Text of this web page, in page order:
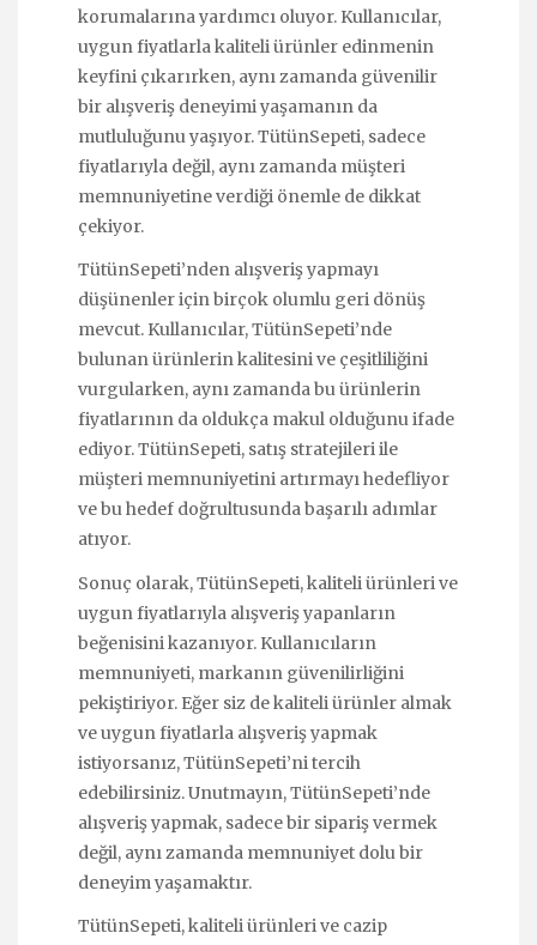
korumalarına yardımcı oluyor. Kullanıcılar,
uygun fiyatlarla kaliteli ürünler edinmenin
keyfini çıkarırken, aynı zamanda güvenilir
bir alışveriş deneyimi yaşamanın da
mutluluğunu yaşıyor. TütünSepeti, sadece
fiyatlarıyla değil, aynı zamanda müşteri
memnuniyetine verdiği önemle de dikkat
çekiyor.
TütünSepeti’nden alışveriş yapmayı
düşünenler için birçok olumlu geri dönüş
mevcut. Kullanıcılar, TütünSepeti’nde
bulunan ürünlerin kalitesini ve çeşitliliğini
vurgularken, aynı zamanda bu ürünlerin
fiyatlarının da oldukça makul olduğunu ifade
ediyor. TütünSepeti, satış stratejileri ile
müşteri memnuniyetini artırmayı hedefliyor
ve bu hedef doğrultusunda başarılı adımlar
atıyor.
Sonuç olarak, TütünSepeti, kaliteli ürünleri ve
uygun fiyatlarıyla alışveriş yapanların
beğenisini kazanıyor. Kullanıcıların
memnuniyeti, markanın güvenilirliğini
pekiştiriyor. Eğer siz de kaliteli ürünler almak
ve uygun fiyatlarla alışveriş yapmak
istiyorsanız, TütünSepeti’ni tercih
edebilirsiniz. Unutmayın, TütünSepeti’nde
alışveriş yapmak, sadece bir sipariş vermek
değil, aynı zamanda memnuniyet dolu bir
deneyim yaşamaktır.
TütünSepeti, kaliteli ürünleri ve cazip